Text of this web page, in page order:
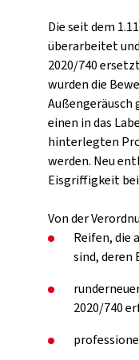
Die seit dem
überarbeitet
2020/740
wurden die
Außengeräusch
einen in das
hinterlegten
werden. Neu
Eisgriffigkeit
Von der
Reifen, die
sind, deren
2020/740